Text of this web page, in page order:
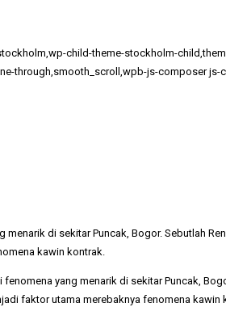
child-theme-stockholm-
through,smooth_scroll,wpb-js-composer
di sekitar Puncak, Bogor. Sebutlah
kawin kontrak.
yang menarik di sekitar Puncak,
faktor utama merebaknya fenomena kawin